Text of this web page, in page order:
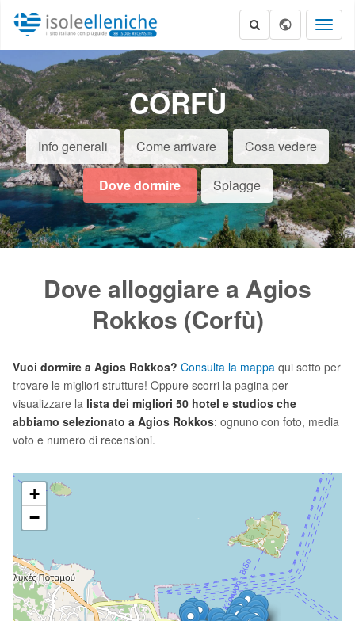
CORFÙ
Info generali Come arrivare Cosa vedere
Dove dormire Spiagge
Dove alloggiare a Agios
Rokkos (Corfù)
Vuoi dormire a Agios Rokkos? Consulta la mappa qui sotto per
trovare le migliori strutture! Oppure scorri la pagina per
visualizzare la lista dei migliori 50 hotel e studios che
abbiamo selezionato a Agios Rokkos: ognuno con foto, media
voto e numero di recensioni.
+
−